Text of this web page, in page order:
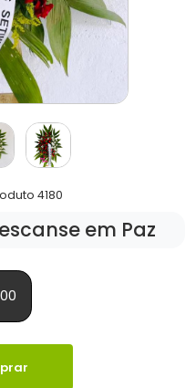
4180
em Paz